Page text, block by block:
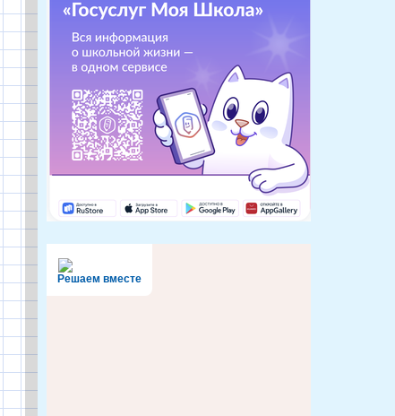
Решаем вместе